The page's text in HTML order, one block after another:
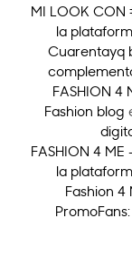
MI LOOK CON
la
Cuarentayq
FASHION 4
Fashion blog
FASHION 4
la
Fashion 4